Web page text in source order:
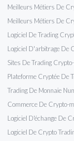
Meilleurs Métiers De
Meilleurs Métiers De
Logiciel De Trading
Logiciel D'arbitrage De
Sites De Trading
Plateforme Cryptée De
Trading De Monnaie
Commerce De Crypto-
Logiciel D'échange De
Logiciel De Crypto